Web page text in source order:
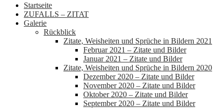
Startseite
ZUFALLS – ZITAT
Galerie
Rückblick
Zitate, Weisheiten und Sprüche in Bildern 2021
Februar 2021 – Zitate und Bilder
Januar 2021 – Zitate und Bilder
Zitate, Weisheiten und Sprüche in Bildern 2020
Dezember 2020 – Zitate und Bilder
November 2020 – Zitate und Bilder
Oktober 2020 – Zitate und Bilder
September 2020 – Zitate und Bilder